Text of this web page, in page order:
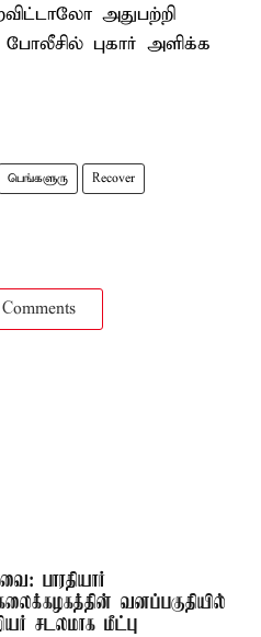
அதுபற்றி
புகார் அளிக்க
பெங்களுரு Recover
பாரதியார்
வனப்பகுதியில்
சடலமாக மீட்பு